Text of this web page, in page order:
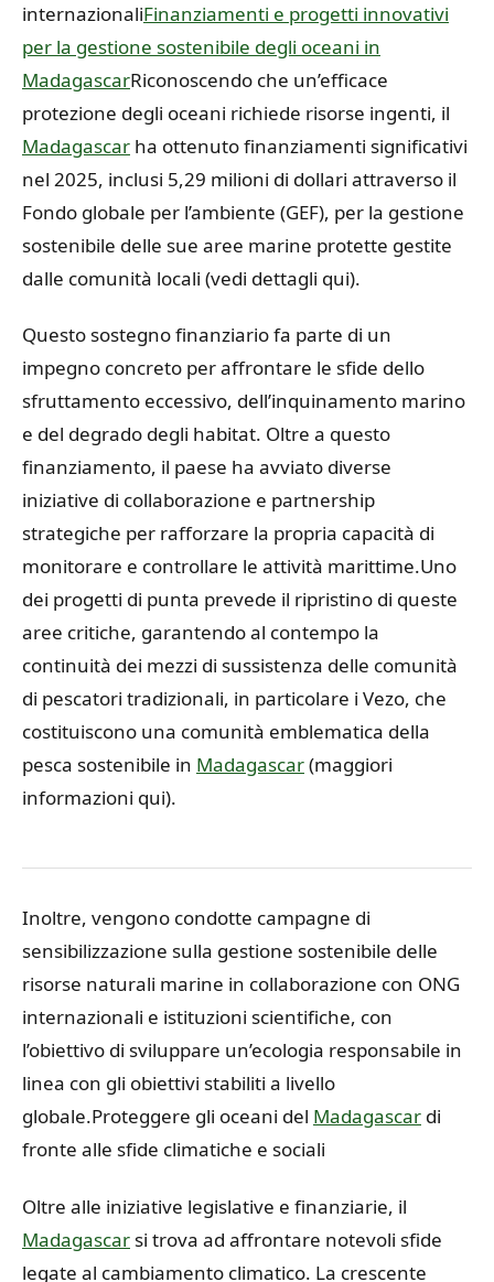
internazionaliFinanziamenti e progetti innovativi
per la gestione sostenibile degli oceani in
MadagascarRiconoscendo che un’efficace
protezione degli oceani richiede risorse ingenti, il
Madagascar ha ottenuto finanziamenti significativi
nel 2025, inclusi 5,29 milioni di dollari attraverso il
Fondo globale per l’ambiente (GEF), per la gestione
sostenibile delle sue aree marine protette gestite
dalle comunità locali (vedi dettagli qui).
Questo sostegno finanziario fa parte di un
impegno concreto per affrontare le sfide dello
sfruttamento eccessivo, dell’inquinamento marino
e del degrado degli habitat. Oltre a questo
finanziamento, il paese ha avviato diverse
iniziative di collaborazione e partnership
strategiche per rafforzare la propria capacità di
monitorare e controllare le attività marittime.Uno
dei progetti di punta prevede il ripristino di queste
aree critiche, garantendo al contempo la
continuità dei mezzi di sussistenza delle comunità
di pescatori tradizionali, in particolare i Vezo, che
costituiscono una comunità emblematica della
pesca sostenibile in Madagascar(maggiori
informazioni qui).
Inoltre, vengono condotte campagne di
sensibilizzazione sulla gestione sostenibile delle
risorse naturali marine in collaborazione con ONG
internazionali e istituzioni scientifiche, con
l’obiettivo di sviluppare un’ecologia responsabile in
linea con gli obiettivi stabiliti a livello
globale.Proteggere gli oceani del Madagascar di
fronte alle sfide climatiche e sociali
Oltre alle iniziative legislative e finanziarie, il
Madagascar si trova ad affrontare notevoli sfide
legate al cambiamento climatico. La crescente